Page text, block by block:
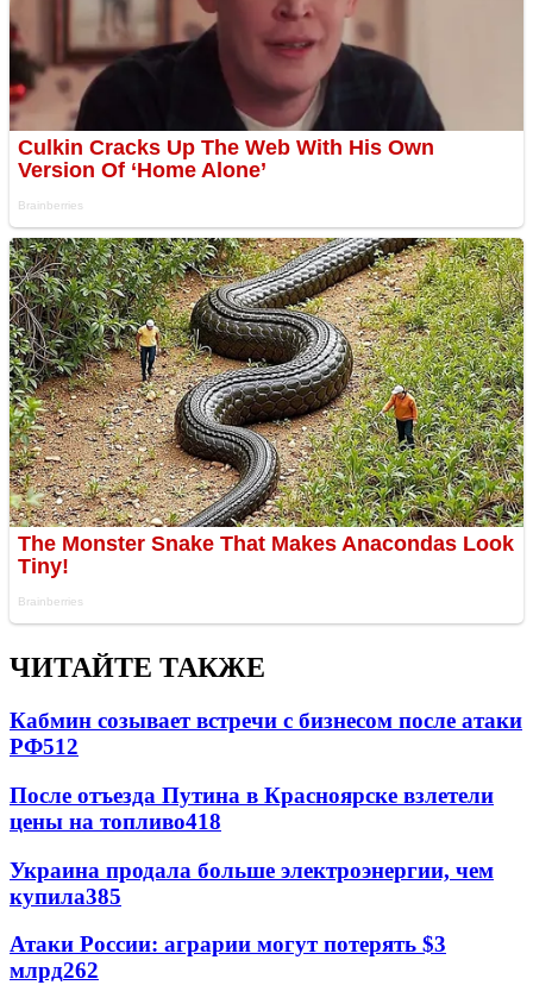
ЧИТАЙТЕ ТАКЖЕ
Кабмин созывает встречи с бизнесом после атаки
РФ512
После отъезда Путина в Красноярске взлетели
цены на топливо418
Украина продала больше электроэнергии, чем
купила385
Атаки России: аграрии могут потерять $3
млрд262